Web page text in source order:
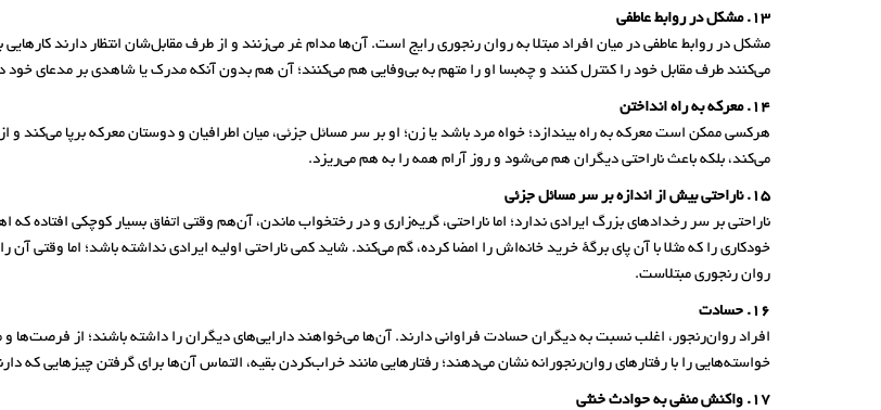
13. مشکل در روابط عاطفی
مشکل در روابط عاطفی در میان افراد مبتلا به روان رنجوری رایج است. آن‌ها مدام غر می‌زنند و از طرف مقابل‌شان انتظار دارند
می‌کنند طرف مقابل خود را کنترل کنند و چه‌بسا او را متهم به بی‌وفایی هم می‌کنند؛ آن هم بدون آنکه مدرک یا شاهدی بر مدعای خود
14. معرکه به راه انداختن
هرکسی ممکن است معرکه به راه بیندازد؛ خواه مرد باشد یا زن؛ او بر سر مسائل جزئی، میان اطرافیان و دوستان معرکه برپا می‌کند و
می‌کند، بلکه باعث ناراحتی دیگران هم می‌شود و روز آرام همه را به هم می‌ریزد.
15. ناراحتی بیش از اندازه بر سر مسائل جزئی
ناراحتی بر سر رخدادهای بزرگ ایرادی ندارد؛ اما ناراحتی، گریه‌زاری و در رختخواب ماندن، آن‌هم وقتی اتفاق بسیار کوچکی افتاده
خودکاری را که مثلا با آن پای برگهٔ خرید خانه‌اش را امضا کرده، گم می‌کند. شاید کمی ناراحتی اولیه ایرادی نداشته باشد؛ اما
روان رنجوری مبتلاست.
16. حسادت
افراد روان‌رنجور، اغلب نسبت به دیگران حسادت فراوانی دارند. آن‌ها می‌خواهند دارایی‌های دیگران را داشته باشند؛ از فرصت‌ها و
خواسته‌هایی را با رفتارهای روان‌رنجورانه نشان می‌دهند؛ رفتارهایی مانند خراب‌کردن بقیه، التماس آن‌ها برای گرفتن چیزهایی که
17. واکنش منفی به حوادث خنثی